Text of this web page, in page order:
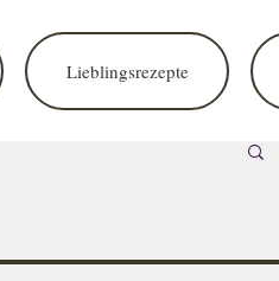
Lieblingsrezepte